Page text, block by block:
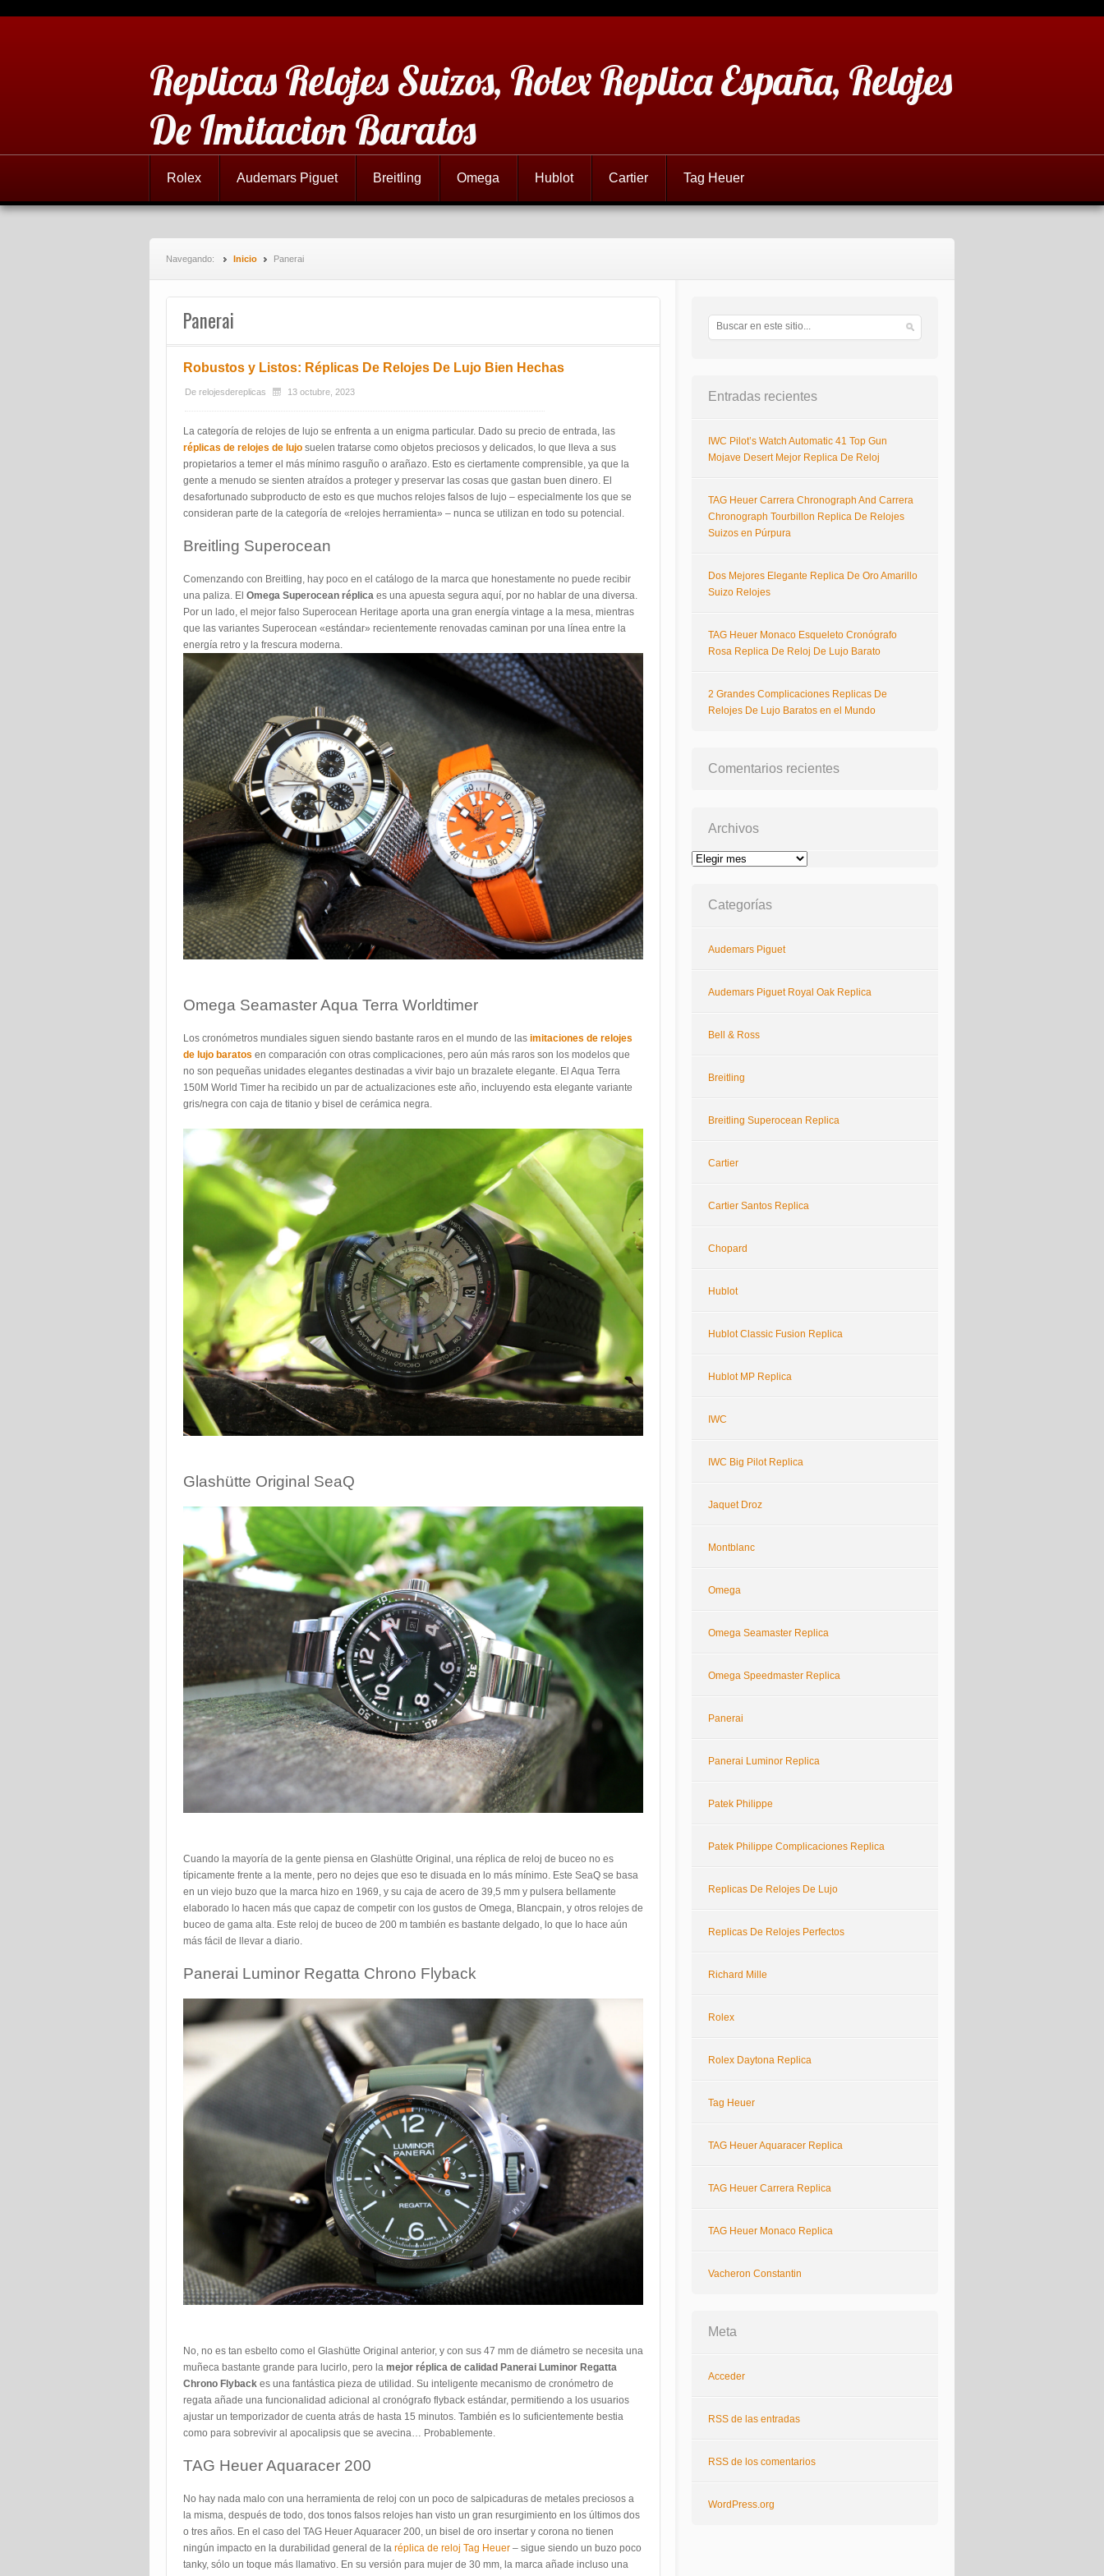
Replicas Relojes Suizos, Rolex Replica España, Relojes
De Imitacion Baratos
Rolex Audemars Piguet Breitling Omega Hublot Cartier Tag Heuer
Navegando: Inicio Panerai
Panerai
Robustos y Listos: Réplicas De Relojes De Lujo Bien Hechas
De relojesdereplicas 13 octubre, 2023
La categoría de relojes de lujo se enfrenta a un enigma particular. Dado su precio de entrada, las
réplicas de relojes de lujo suelen tratarse como objetos preciosos y delicados, lo que lleva a sus
propietarios a temer el más mínimo rasguño o arañazo. Esto es ciertamente comprensible, ya que la
gente a menudo se sienten atraídos a proteger y preservar las cosas que gastan buen dinero. El
desafortunado subproducto de esto es que muchos relojes falsos de lujo – especialmente los que se
consideran parte de la categoría de «relojes herramienta» – nunca se utilizan en todo su potencial.
Breitling Superocean
Comenzando con Breitling, hay poco en el catálogo de la marca que honestamente no puede recibir
una paliza. El Omega Superocean réplica es una apuesta segura aquí, por no hablar de una diversa.
Por un lado, el mejor falso Superocean Heritage aporta una gran energía vintage a la mesa, mientras
que las variantes Superocean «estándar» recientemente renovadas caminan por una línea entre la
energía retro y la frescura moderna.
Omega Seamaster Aqua Terra Worldtimer
Los cronómetros mundiales siguen siendo bastante raros en el mundo de las imitaciones de relojes
de lujo baratos en comparación con otras complicaciones, pero aún más raros son los modelos que
no son pequeñas unidades elegantes destinadas a vivir bajo un brazalete elegante. El Aqua Terra
150M World Timer ha recibido un par de actualizaciones este año, incluyendo esta elegante variante
gris/negra con caja de titanio y bisel de cerámica negra.
Glashütte Original SeaQ
Cuando la mayoría de la gente piensa en Glashütte Original, una réplica de reloj de buceo no es
típicamente frente a la mente, pero no dejes que eso te disuada en lo más mínimo. Este SeaQ se basa
en un viejo buzo que la marca hizo en 1969, y su caja de acero de 39,5 mm y pulsera bellamente
elaborado lo hacen más que capaz de competir con los gustos de Omega, Blancpain, y otros relojes de
buceo de gama alta. Este reloj de buceo de 200 m también es bastante delgado, lo que lo hace aún
más fácil de llevar a diario.
Panerai Luminor Regatta Chrono Flyback
No, no es tan esbelto como el Glashütte Original anterior, y con sus 47 mm de diámetro se necesita una
muñeca bastante grande para lucirlo, pero la mejor réplica de calidad Panerai Luminor Regatta
Chrono Flyback es una fantástica pieza de utilidad. Su inteligente mecanismo de cronómetro de
regata añade una funcionalidad adicional al cronógrafo flyback estándar, permitiendo a los usuarios
ajustar un temporizador de cuenta atrás de hasta 15 minutos. También es lo suficientemente bestia
como para sobrevivir al apocalipsis que se avecina… Probablemente.
TAG Heuer Aquaracer 200
No hay nada malo con una herramienta de reloj con un poco de salpicaduras de metales preciosos a
la misma, después de todo, dos tonos falsos relojes han visto un gran resurgimiento en los últimos dos
o tres años. En el caso del TAG Heuer Aquaracer 200, un bisel de oro insertar y corona no tienen
ningún impacto en la durabilidad general de la réplica de reloj Tag Heuer – sigue siendo un buzo poco
tanky, sólo un toque más llamativo. En su versión para mujer de 30 mm, la marca añade incluso una
Entradas recientes
IWC Pilot’s Watch Automatic 41 Top Gun
Mojave Desert Mejor Replica De Reloj
TAG Heuer Carrera Chronograph And Carrera
Chronograph Tourbillon Replica De Relojes
Suizos en Púrpura
Dos Mejores Elegante Replica De Oro Amarillo
Suizo Relojes
TAG Heuer Monaco Esqueleto Cronógrafo
Rosa Replica De Reloj De Lujo Barato
2 Grandes Complicaciones Replicas De
Relojes De Lujo Baratos en el Mundo
Comentarios recientes
Archivos
Archivos
Categorías
Audemars Piguet
Audemars Piguet Royal Oak Replica
Bell & Ross
Breitling
Breitling Superocean Replica
Cartier
Cartier Santos Replica
Chopard
Hublot
Hublot Classic Fusion Replica
Hublot MP Replica
IWC
IWC Big Pilot Replica
Jaquet Droz
Montblanc
Omega
Omega Seamaster Replica
Omega Speedmaster Replica
Panerai
Panerai Luminor Replica
Patek Philippe
Patek Philippe Complicaciones Replica
Replicas De Relojes De Lujo
Replicas De Relojes Perfectos
Richard Mille
Rolex
Rolex Daytona Replica
Tag Heuer
TAG Heuer Aquaracer Replica
TAG Heuer Carrera Replica
TAG Heuer Monaco Replica
Vacheron Constantin
Meta
Acceder
RSS de las entradas
RSS de los comentarios
WordPress.org